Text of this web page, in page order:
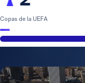
Copas de la UEFA